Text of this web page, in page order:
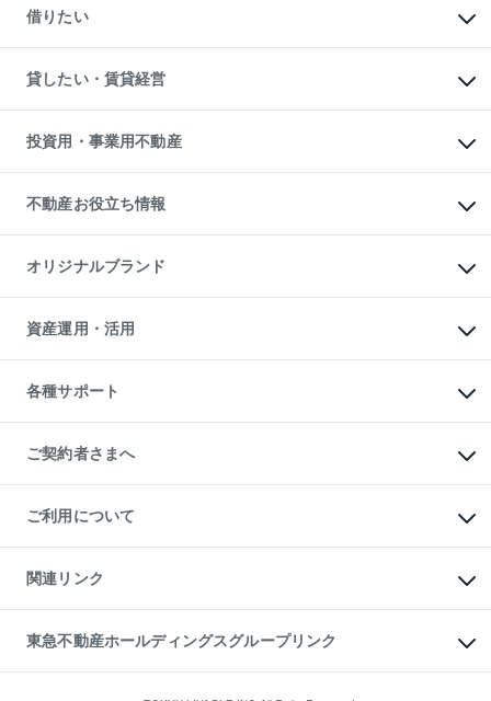
中古一戸建ての購入
不動産購入の流れ
注目キーワード物件特集
購入ガイド
English 繁体中文簡体中文
一戸建ての売却・査定
土地の売却・査定
スピードAI査定
不動産査定について
不動産売却の流れ
不動産買換えの流れ
売却ガイド
借りたい
オフィス・店舗の賃貸
借りるときの流れ
借りるガイド
貸したい・賃貸経営
マンション賃料データ
賃貸管理プラン
リロケーションについて
貸すガイド
投資用・事業用不動産
事業用不動産
マンション投資
投資用マンション
アパート経営
収益物件
ビル購入（ビル一棟）
投資用不動産の売却査定
事業用不動産の売却査定
不動産お役立ち情報
マンションライブラリー
人気マンションランキング
暮らしに役立つ不動産メディア
不動産相場・不動産価格情報
不動産コラム・ニュース
不動産用語集
不動産なんでもネット相談室
住まいの税金
オリジナルブランド
一棟リノベーションマンション
L`GENTE（ルジェンテ）
区分リノベーションマンション
投資用一棟レジデンスWELL
不動産小口投資
LEGACIA（レガシア）
資産運用・活用
不動産M&A
アセットマネジメント・出資
各種サポート
相続サポート
リフォームサポート
ご契約者さまへ
ご紹介・再契約特典
入居者様専用-各種ご案内（賃貸）
東急こすもす会「こすもすWeb」
ご利用について
金融商品取引について
東急リバブル ソーシャルメディアポリシー
ご意見・お問い合わせ（金融商品取引専用の相談・お問い合わせ窓口）
ダイレクトメール（郵送物）・Eメールなどの送付停止について
関連リンク
これからご結婚される方に東急百貨店のブライダルクラブ
人材サービスのご用命は 東急リバブルスタッフ株式会社まで
東北の逸品を贈ります 東北すぐれものセレクション
東急不動産ホールディングスグループリンク
東急コミュニティー